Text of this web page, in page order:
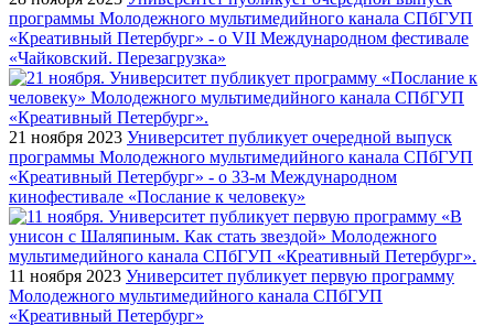
программы Молодежного мультимедийного канала СПбГУП
«Креативный Петербург» - о VII Международном фестивале
«Чайковский. Перезагрузка»
21 ноября 2023 Университет публикует очередной выпуск
программы Молодежного мультимедийного канала СПбГУП
«Креативный Петербург» - о 33-м Международном
кинофестивале «Послание к человеку»
11 ноября 2023 Университет публикует первую программу
Молодежного мультимедийного канала СПбГУП
«Креативный Петербург»